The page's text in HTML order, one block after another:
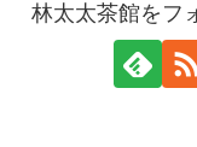
林太太茶館をフ